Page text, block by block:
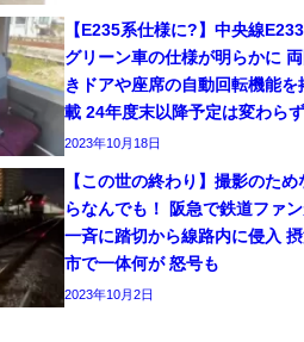
【E235系仕様に?】中央線
グリーン車の仕様が明らかに
きドアや座席の自動回転機能を
載 24年度末以降予定は変わらず
2023年10月18日
【この世の終わり】撮影のため
らなんでも！ 阪急で鉄道ファ
一斉に踏切から線路内に侵入
市で一体何が 怒号も
2023年10月2日